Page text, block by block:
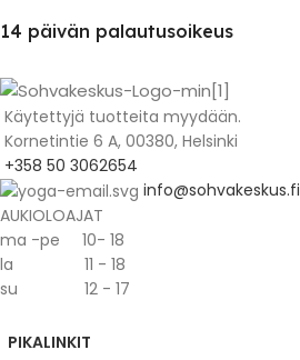
14 päivän palautusoikeus
Käytettyjä tuotteita myydään.
Kornetintie 6 A, 00380, Helsinki
+358 50 3062654
info@sohvakeskus.fi
AUKIOLOAJAT
ma -pe 10- 18
la 11 - 18
su 12 - 17
PIKALINKIT